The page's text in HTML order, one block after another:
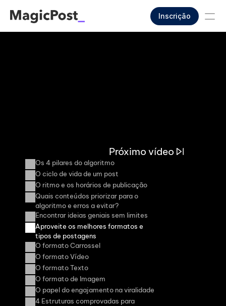
Inscrição
Próximo vídeo
Os 4 pilares do algoritmo
O ciclo de vida de um post
O ritmo e os horários de publicação
Quais conteúdos priorizar para o
algoritmo e erros a evitar?
Encontrar ideias geniais sem limites
Aproveite os melhores formatos e
tipos de postagens
O formato Carrossel
O formato Vídeo
O formato Texto
O formato de Imagem
O papel do engajamento na viralidade
4 Estruturas comprovadas para